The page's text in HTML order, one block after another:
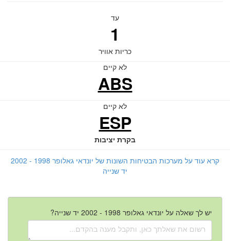
עד
1
כריות אוויר
לא קיים
ABS
לא קיים
ESP
בקרת יציבות
קרא עוד על מערכות הבטיחות השונות של יונדאי גאלופר 1998 - 2002
יד שנייה
יש לך שאלה על יונדאי גאלופר 1998 - 2002 יד שנייה?